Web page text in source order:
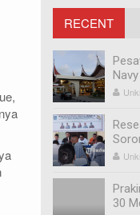
RECENT
MEDIA
30